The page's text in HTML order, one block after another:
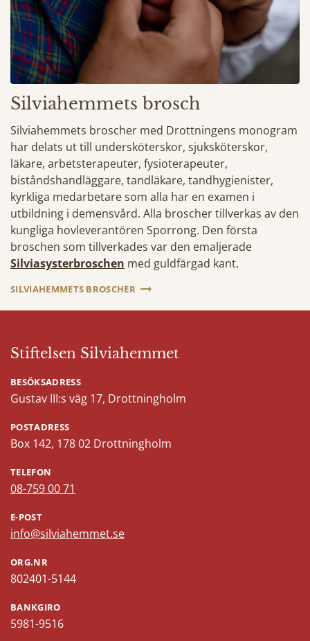
Silviahemmets brosch
Silviahemmets broscher med Drottningens monogram
har delats ut till undersköterskor, sjuksköterskor,
läkare, arbetsterapeuter, fysioterapeuter,
biståndshandläggare, tandläkare, tandhygienister,
kyrkliga medarbetare som alla har en examen i
utbildning i demensvård. Alla broscher tillverkas av den
kungliga hovleverantören Sporrong. Den första
broschen som tillverkades var den emaljerade
Silviasysterbroschen med guldfärgad kant.
SILVIAHEMMETS BROSCHER
Stiftelsen Silviahemmet
BESÖKSADRESS
Gustav III:s väg 17, Drottningholm
POSTADRESS
Box 142, 178 02 Drottningholm
TELEFON
08-759 00 71
E-POST
info@silviahemmet.se
ORG.NR
802401-5144
BANKGIRO
5981-9516